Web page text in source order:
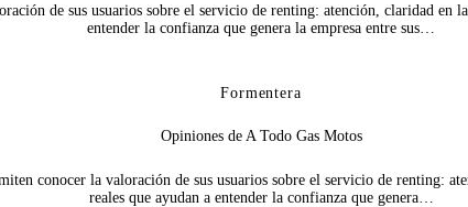
de sus usuarios sobre el servicio de renting: atención, claridad
entender la confianza que genera la empresa entre sus…
Formentera
Opiniones de A Todo Gas Motos
conocer la valoración de sus usuarios sobre el servicio de
reales que ayudan a entender la confianza que genera…